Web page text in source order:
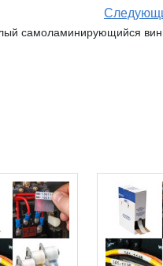
самоламинирующийся